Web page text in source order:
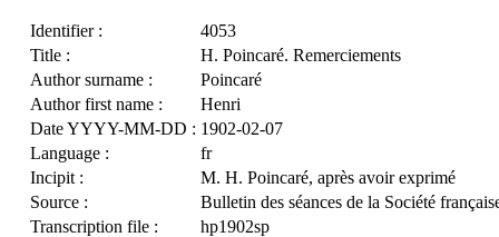
Identifier :
4053
Title :
H. Poincaré. Remerciements
Author surname :
Poincaré
Author first name :
Henri
Date YYYY-MM-DD : 1902-02-07
Language :
fr
Incipit :
M. H. Poincaré, après avoir exprimé
Source :
Bulletin des séances de la Société
Transcription file :
hp1902sp